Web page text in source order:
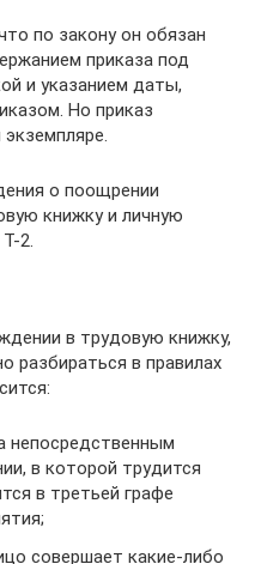
по закону он обязан
приказа под
и указанием даты,
Но приказ
о поощрении
книжку и личную
2.
в трудовую книжку,
разбираться в правилах
непосредственным
в которой трудится
в третьей графе
совершает какие-либо